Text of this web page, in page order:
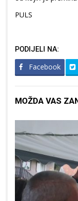
PULS
PODIJELI NA:
Facebook
MOŽDA VAS